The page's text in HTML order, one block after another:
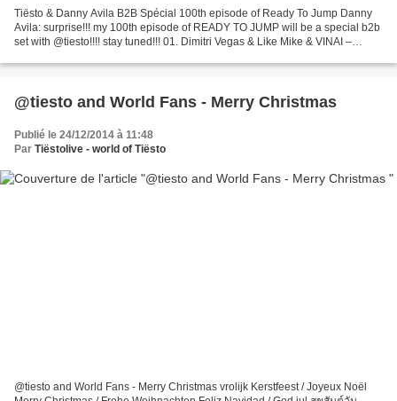
Tiësto & Danny Avila B2B Spécial 100th episode of Ready To Jump Danny
Avila: surprise!!! my 100th episode of READY TO JUMP will be a special b2b
set with @tiesto!!!! stay tuned!!! 01. Dimitri Vegas & Like Mike & VINAI –
@tiesto and World Fans - Merry Christmas
Publié le 24/12/2014 à 11:48
Par Tiëstolive - world of Tiësto
@tiesto and World Fans - Merry Christmas vrolijk Kerstfeest / Joyeux Noël